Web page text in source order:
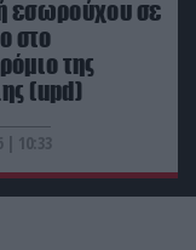
Aκόμα ένα
Ελλάδα:
– Το μπικίνι με
εσωρούχου σε
στο
της
(upd)
| 10:33